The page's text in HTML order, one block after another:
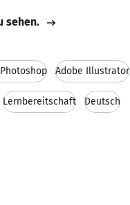
sehen.
Adobe Illustrator
Lernbereitschaft Deutsch